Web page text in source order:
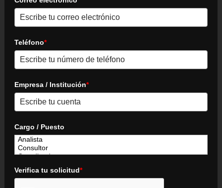
Teléfono*
Empresa / Institución*
Cargo / Puesto
Verifica tu solicitud*